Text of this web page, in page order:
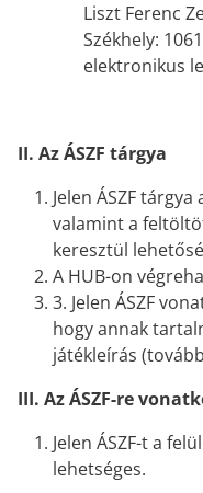
Liszt Ferenc
Székhely:
elektronikus
II. Az ÁSZF tárgya
Jelen ÁSZF
valamint a
keresztül
A HUB-on
3. Jelen ÁSZF
hogy annak
játékleírás
III. Az ÁSZF-re
Jelen ÁSZF-t a
lehetséges.